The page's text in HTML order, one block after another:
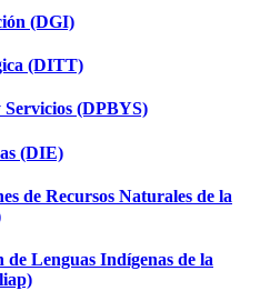
(DGI)
(DITT)
Servicios (DPBYS)
(DIE)
de Recursos Naturales de la
Lenguas Indígenas de la